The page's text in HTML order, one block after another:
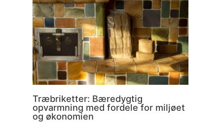
Træbriketter: Bæredygtig
opvarmning med fordele for miljøet
og økonomien